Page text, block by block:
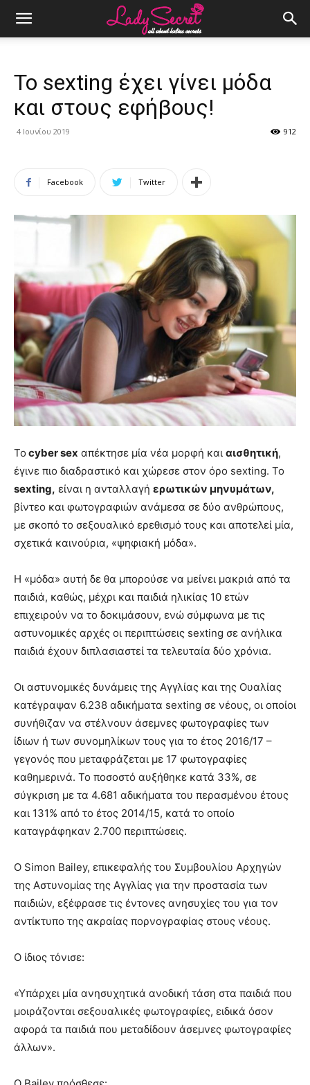
To sexting έχει γίνει μόδα
και στους εφήβους!
4 Ιουνίου 2019 912
Facebook Twitter
Το cyber sex απέκτησε μία νέα μορφή και αισθητική,
έγινε πιο διαδραστικό και χώρεσε στον όρο sexting. Το
sexting, είναι η ανταλλαγή ερωτικών μηνυμάτων,
βίντεο και φωτογραφιών ανάμεσα σε δύο ανθρώπους,
με σκοπό το σεξουαλικό ερεθισμό τους και αποτελεί μία,
σχετικά καινούρια, «ψηφιακή μόδα».
Η «μόδα» αυτή δε θα μπορούσε να μείνει μακριά από τα
παιδιά, καθώς, μέχρι και παιδιά ηλικίας 10 ετών
επιχειρούν να το δοκιμάσουν, ενώ σύμφωνα με τις
αστυνομικές αρχές οι περιπτώσεις sexting σε ανήλικα
παιδιά έχουν διπλασιαστεί τα τελευταία δύο χρόνια.
Οι αστυνομικές δυνάμεις της Αγγλίας και της Ουαλίας
κατέγραψαν 6.238 αδικήματα sexting σε νέους, οι οποίοι
συνήθιζαν να στέλνουν άσεμνες φωτογραφίες των
ίδιων ή των συνομηλίκων τους για το έτος 2016/17 –
γεγονός που μεταφράζεται με 17 φωτογραφίες
καθημερινά. Το ποσοστό αυξήθηκε κατά 33%, σε
σύγκριση με τα 4.681 αδικήματα του περασμένου έτους
και 131% από το έτος 2014/15, κατά το οποίο
καταγράφηκαν 2.700 περιπτώσεις.
Ο Simon Bailey, επικεφαλής του Συμβουλίου Αρχηγών
της Αστυνομίας της Αγγλίας για την προστασία των
παιδιών, εξέφρασε τις έντονες ανησυχίες του για τον
αντίκτυπο της ακραίας πορνογραφίας στους νέους.
Ο ίδιος τόνισε:
«Υπάρχει μία ανησυχητικά ανοδική τάση στα παιδιά που
μοιράζονται σεξουαλικές φωτογραφίες, ειδικά όσον
αφορά τα παιδιά που μεταδίδουν άσεμνες φωτογραφίες
άλλων».